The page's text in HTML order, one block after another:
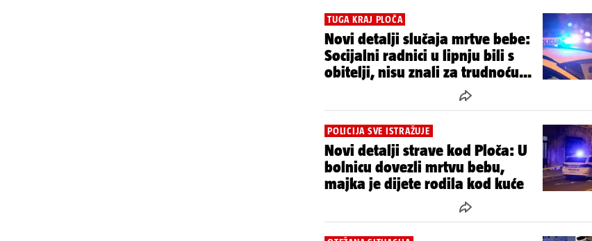
TUGA KRAJ PLOČA
Novi detalji slučaja mrtve bebe:
Socijalni radnici u lipnju bili s
obitelji, nisu znali za trudnoću...
POLICIJA SVE ISTRAŽUJE
Novi detalji strave kod Ploča: U
bolnicu dovezli mrtvu bebu,
majka je dijete rodila kod kuće